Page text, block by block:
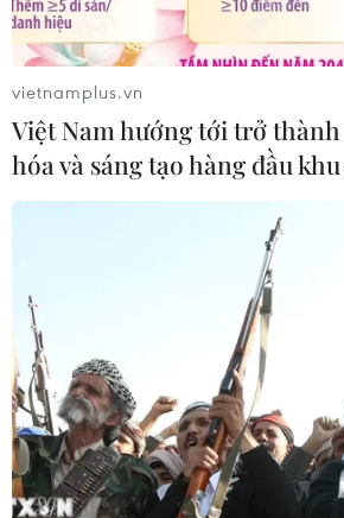
vietnamplus.vn
Việt Nam hướng tới trở
hóa và sáng tạo hàng đầu